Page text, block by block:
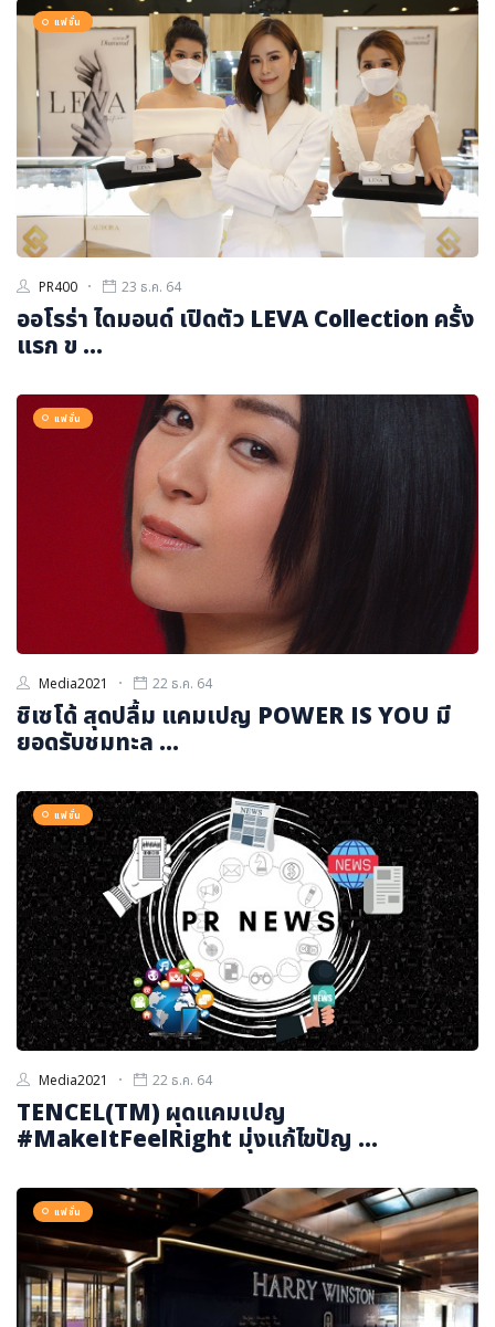
ภาษาจีน
ภาษาญี่ปุ่น
แฟชั่น
PR400 23 ธ.ค. 64
ออโรร่า ไดมอนด์ เปิดตัว LEVA Collection ครั้ง
แรก ข ...
แฟชั่น
Media2021 22 ธ.ค. 64
ชิเซโด้ สุดปลื้ม แคมเปญ POWER IS YOU มี
ยอดรับชมทะล ...
แฟชั่น
Media2021 22 ธ.ค. 64
TENCEL(TM) ผุดแคมเปญ
#MakeItFeelRight มุ่งแก้ไขปัญ ...
แฟชั่น